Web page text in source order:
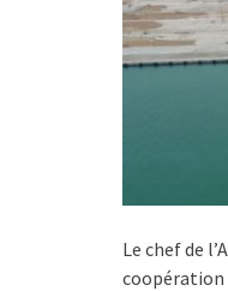
Le chef de
coopération